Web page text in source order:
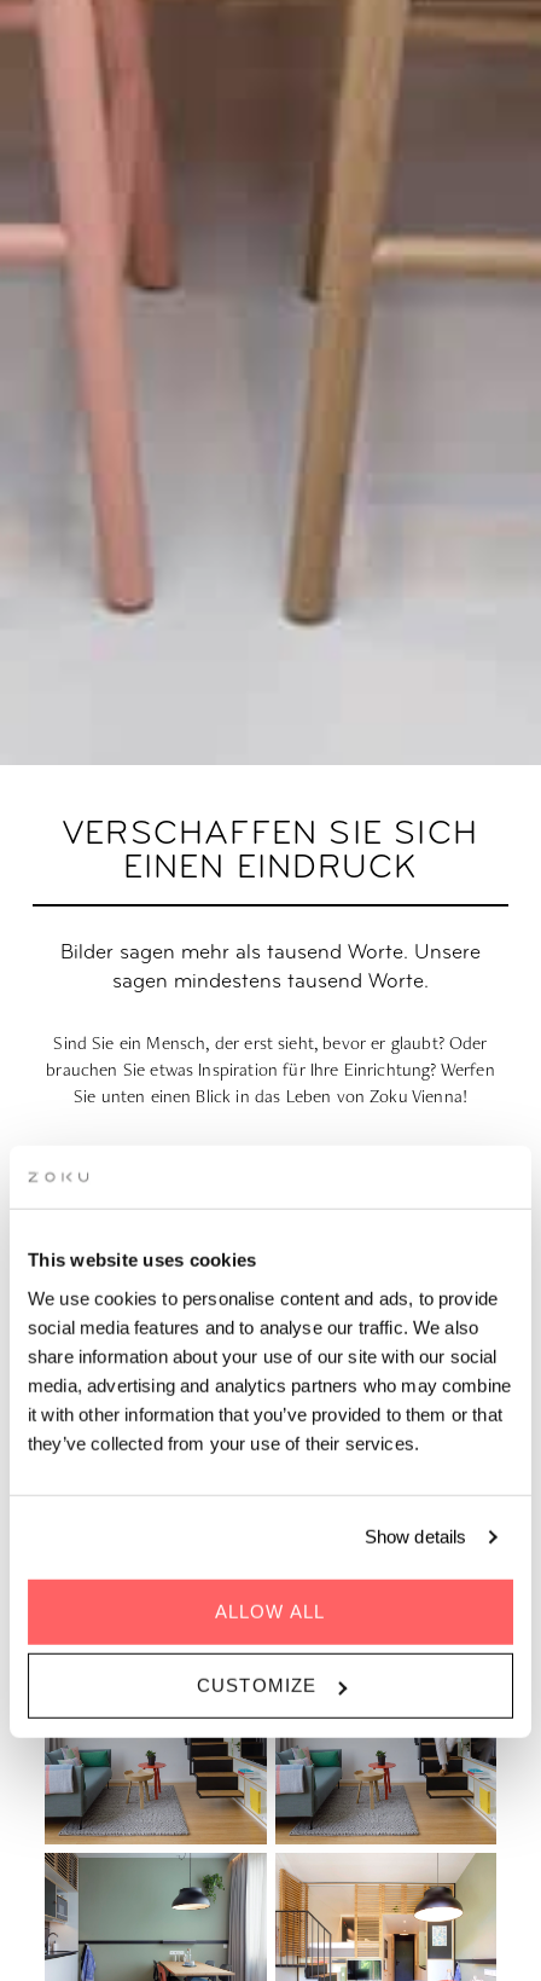
This website uses cookies
We use cookies to personalise content and ads, to provide
social media features and to analyse our traffic. We also
share information about your use of our site with our social
media, advertising and analytics partners who may combine
it with other information that you’ve provided to them or that
they’ve collected from your use of their services.
Show details
ALLOW ALL
CUSTOMIZE
VERSCHAFFEN SIE SICH
EINEN EINDRUCK
Bilder sagen mehr als tausend Worte. Unsere
sagen mindestens tausend Worte.
Sind Sie ein Mensch, der erst sieht, bevor er glaubt? Oder
brauchen Sie etwas Inspiration für Ihre Einrichtung? Werfen
Sie unten einen Blick in das Leben von Zoku Vienna!
ALLE BLEIBEN SIE ERKUNDEN SIE ARBEIT TREFFEN SIE
ESSEN SIE